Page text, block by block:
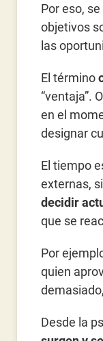
Por eso,
objetivos
las
El término
“ventaja”.
en el
designar
El tiempo
externas,
decidir
que se
Por
quien
Desde la